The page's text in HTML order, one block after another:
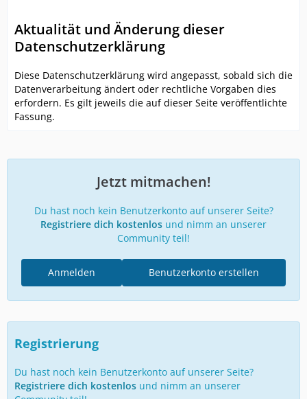
Aktualität und Änderung dieser
Datenschutzerklärung
Diese Datenschutzerklärung wird angepasst, sobald sich die
Datenverarbeitung ändert oder rechtliche Vorgaben dies
erfordern. Es gilt jeweils die auf dieser Seite veröffentlichte
Fassung.
Jetzt mitmachen!
Du hast noch kein Benutzerkonto auf unserer Seite?
Registriere dich kostenlos und nimm an unserer
Community teil!
Benutzerkonto erstellen
Anmelden
Registrierung
Du hast noch kein Benutzerkonto auf unserer Seite?
Registriere dich kostenlos und nimm an unserer